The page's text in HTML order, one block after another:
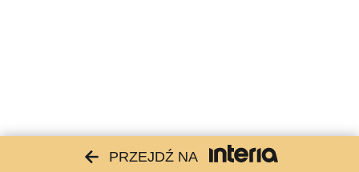
PRZEJDŹ NA